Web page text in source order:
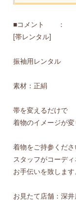
■コメント ：
[帯レンタル]
振袖用レンタル
素材：正絹
帯を変えるだけで
着物のイメージが変
着物をご持参くださ
スタッフがコーデ
お手伝いを致します。
お見たて店舗：深